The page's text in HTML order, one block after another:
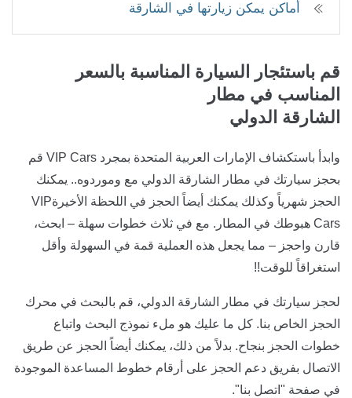
أماكن يمكن زيارتها في الشارقة
قم باستئجار السيارة المناسبة بالسعر
المناسب في مطار
الشارقة الدولي
وابدأ باستكشاف الإمارات العربية المتحدة بمجرد VIP Cars قم
بحجز سيارتك في مطار الشارقة الدولي مع وموردوه.. يمكنك
الحجز شهرياً وكذلك يمكنك أيضاً الحجز في اللحظة الأخيرةVIP
Cars هبوطك في المطار. مع في ثلاث خطوات سهلة – ابحث،
قارن واحجز – مما يجعل هذه العملية قمة في السهولة وأقل
استغراقاً للوقت!!
لحجز سيارتك في مطار الشارقة الدولي، قم بالبحث في محرك
الحجز الخاص بنا. كل ما عليك هو ملء نموذج البحث واتباع
خطوات الحجز بنجاح. بدلاً من ذلك، يمكنك أيضاً الحجز عن طريق
الاتصال بفريق دعم الحجز على أرقام خطوط المساعدة الموجودة
في صفحة "اتصل بنا".